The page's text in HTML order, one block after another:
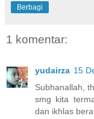
Berbagi
1 komentar:
yudairza 15
Subhanallah,
smg kita
dan ikhlas